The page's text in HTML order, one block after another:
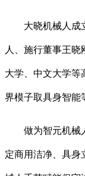
大晓机械人成立
人、施行董事王晓
大学、中文大学等
界模子取具身智能
做为智元机械人
定商用洁净、具身